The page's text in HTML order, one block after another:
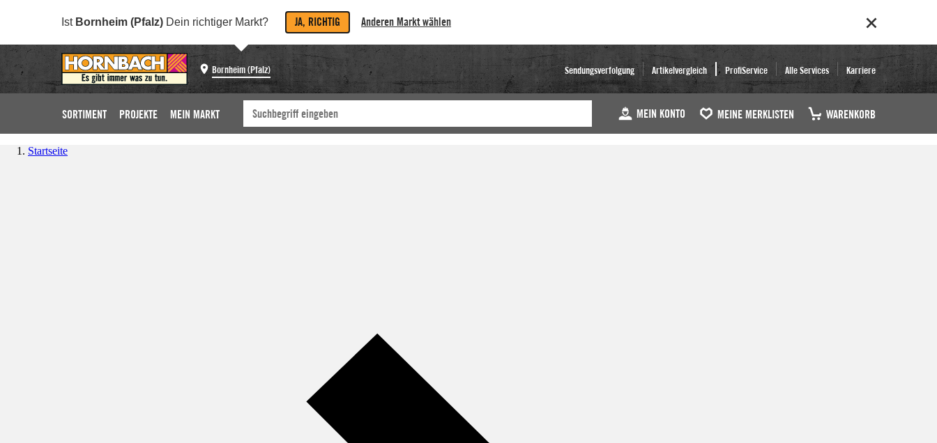
Ist Bornheim (Pfalz) Dein richtiger Markt? JA, RICHTIG Anderen Markt wählen
Bornheim (Pfalz) Sendungsverfolgung Artikelvergleich ProfiService Alle Services Karriere
SORTIMENT PROJEKTE MEIN MARKT MEIN KONTO MEINE MERKLISTEN WARENKORB
Startseite